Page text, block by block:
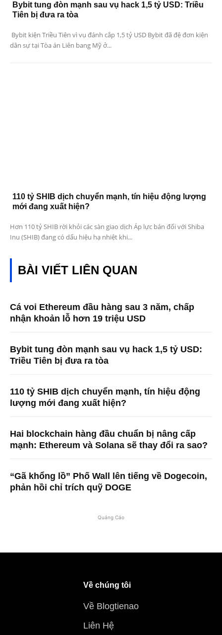
Bybit tung đòn mạnh sau vụ hack 1,5 tỷ USD: Triều
Tiên bị đưa ra tòa
Bybit kiện Triều Tiên vì vụ đánh cắp 1,5 tỷ USD Bybit đã đệ đơn kiện
dân sự tại Tòa án Liên bang Mỹ ở...
110 tỷ SHIB dịch chuyển mạnh, tín hiệu động lượng
mới đang xuất hiện?
Hơn 110 tỷ SHIB rời khỏi các sàn giao dịch Áp lực bán đối với Shiba
Inu (SHIB) đang có dấu hiệu hạ nhiệt khi...
BÀI VIẾT LIÊN QUAN
Cá voi Ethereum đầu hàng sau 3 năm, chấp
nhận khoản lỗ hơn 19 triệu USD
Bybit tung đòn mạnh sau vụ hack 1,5 tỷ USD:
Triều Tiên bị đưa ra tòa
110 tỷ SHIB dịch chuyển mạnh, tín hiệu động
lượng mới đang xuất hiện?
Hai blockchain hàng đầu chuẩn bị nâng cấp
mạnh: Ethereum và Solana sẽ thay đổi ra sao?
“Gã khổng lồ” Phố Wall lên tiếng về Dogecoin,
phản hồi chỉ trích quỹ DOGE
Quảng Cáo
Về chúng tôi
Về Blogtienao
Liên Hệ